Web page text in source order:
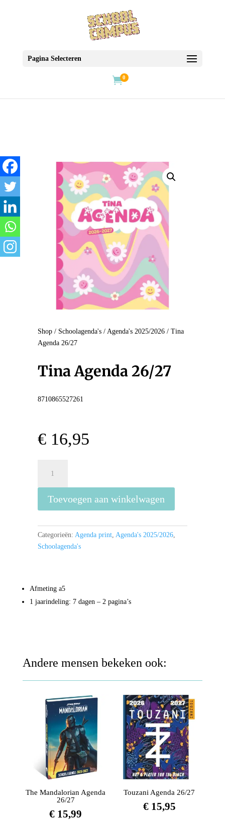
Pagina Selecteren
0
Shop/ Schoolagenda's/ Agenda's 2025/2026/ Tina
Agenda 26/27
Tina Agenda 26/27
8710865527261
€16,95
Agenda
26/27
aantalToevoegen aan winkelwagen
Categorieën: Agenda print, Agenda's 2025/2026,
Schoolagenda's
Afmeting a5
1 jaarindeling: 7 dagen – 2 pagina’s
Andere mensen bekeken ook:
The Mandalorian Agenda
26/27
€ 15,99
Touzani Agenda 26/27
€15,95